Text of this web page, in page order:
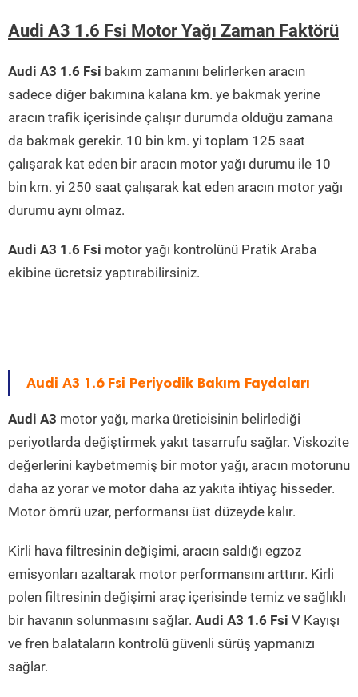
Audi A3 1.6 Fsi Motor Yağı Zaman Faktörü
Audi A3 1.6 Fsi bakım zamanını belirlerken aracın
sadece diğer bakımına kalana km. ye bakmak yerine
aracın trafik içerisinde çalışır durumda olduğu zamana
da bakmak gerekir. 10 bin km. yi toplam 125 saat
çalışarak kat eden bir aracın motor yağı durumu ile 10
bin km. yi 250 saat çalışarak kat eden aracın motor yağı
durumu aynı olmaz.
Audi A3 1.6 Fsi motor yağı kontrolünü Pratik Araba
ekibine ücretsiz yaptırabilirsiniz.
Audi A3 1.6 Fsi Periyodik Bakım Faydaları
Audi A3 motor yağı, marka üreticisinin belirlediği
periyotlarda değiştirmek yakıt tasarrufu sağlar. Viskozite
değerlerini kaybetmemiş bir motor yağı, aracın motorunu
daha az yorar ve motor daha az yakıta ihtiyaç hisseder.
Motor ömrü uzar, performansı üst düzeyde kalır.
Kirli hava filtresinin değişimi, aracın saldığı egzoz
emisyonları azaltarak motor performansını arttırır. Kirli
polen filtresinin değişimi araç içerisinde temiz ve sağlıklı
bir havanın solunmasını sağlar. Audi A3 1.6 Fsi V Kayışı
ve fren balataların kontrolü güvenli sürüş yapmanızı
sağlar.